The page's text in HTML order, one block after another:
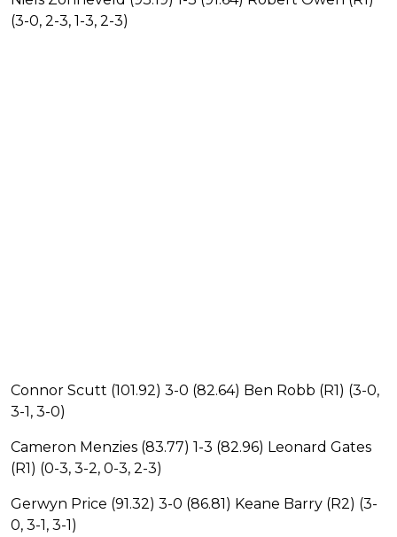
(3-0, 2-3, 1-3, 2-3)
Connor Scutt (101.92) 3-0 (82.64) Ben Robb (R1) (3-0,
3-1, 3-0)
Cameron Menzies (83.77) 1-3 (82.96) Leonard Gates
(R1) (0-3, 3-2, 0-3, 2-3)
Gerwyn Price (91.32) 3-0 (86.81) Keane Barry (R2) (3-
0, 3-1, 3-1)